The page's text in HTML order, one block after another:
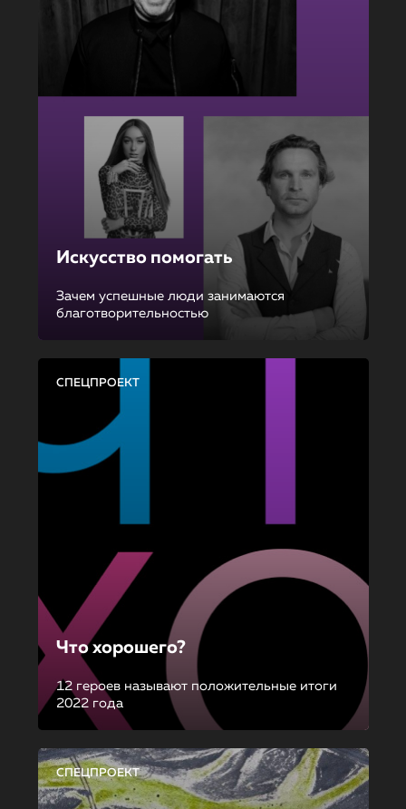
Искусство помогать
Зачем успешные люди занимаются
благотворительностью
СПЕЦПРОЕКТ
Что хорошего?
12 героев называют положительные итоги
2022 года
СПЕЦПРОЕКТ